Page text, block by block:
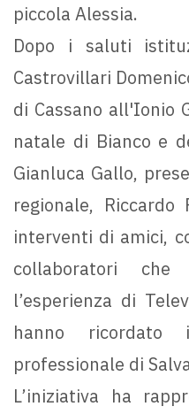
piccola Alessia.
Dopo i saluti
Castrovillari
di Cassano all'Ionio
natale di Bianco e
Gianluca Gallo,
regionale,
interventi di amici,
collaboratori
l’esperienza di
hanno
professionale di
L’iniziativa ha